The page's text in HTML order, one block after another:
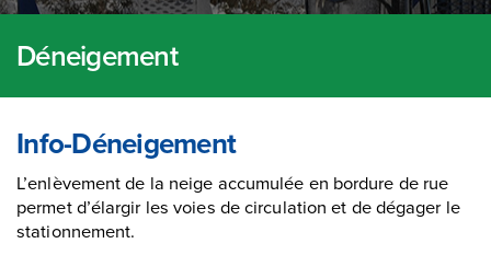
Déneigement
Info-Déneigement
L’enlèvement de la neige accumulée en bordure de rue
permet d’élargir les voies de circulation et de dégager le
stationnement.